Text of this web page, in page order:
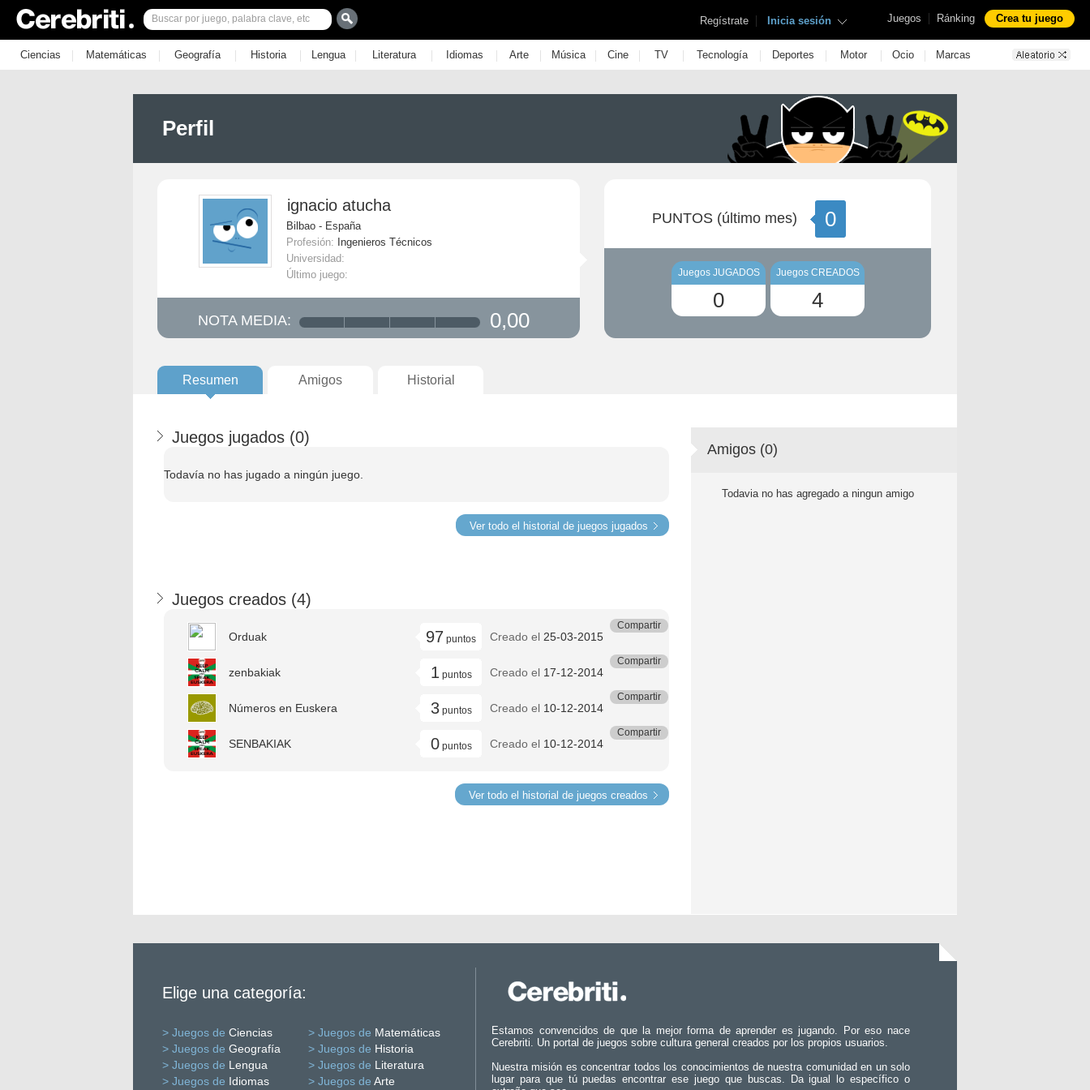
Juegos | Ránking Crea tu juego
Regístrate | Inicia sesión
Ciencias | Matemáticas | Geografía | Historia | Lengua | Literatura | Idiomas | Arte | Música | Cine | TV | Tecnología | Deportes | Motor | Ocio | Marcas
Perfil
ignacio atucha
Bilbao - España
Profesión: Ingenieros Técnicos
Universidad:
Último juego:
NOTA MEDIA: 0,00
PUNTOS (último mes) 0
Juegos JUGADOS
0
Juegos CREADOS
4
Resumen Amigos Historial
Juegos jugados (0)
Todavía no has jugado a ningún juego.
Ver todo el historial de juegos jugados
Juegos creados (4)
Orduak 97 puntos Creado el 25-03-2015
Compartir
zenbakiak 1puntos Creado el 17-12-2014
Compartir
Números en Euskera 3puntos Creado el 10-12-2014
Compartir
SENBAKIAK 0puntos Creado el 10-12-2014
Compartir
Ver todo el historial de juegos creados
Amigos (0)
Todavia no has agregado a ningun amigo
Elige una categoría:
> Juegos de Ciencias > Juegos de Matemáticas
> Juegos de Geografía > Juegos de Historia
> Juegos de Lengua > Juegos de Literatura
> Juegos de Idiomas > Juegos de Arte
Estamos convencidos de que la mejor forma de aprender es jugando. Por eso nace
Cerebriti. Un portal de juegos sobre cultura general creados por los propios usuarios.
Nuestra misión es concentrar todos los conocimientos de nuestra comunidad en un solo
lugar para que tú puedas encontrar ese juego que buscas. Da igual lo específico o